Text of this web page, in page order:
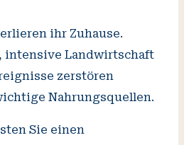
ihr Zuhause.
intensive Landwirtschaft
zerstören
Nahrungsquellen.
Sie einen